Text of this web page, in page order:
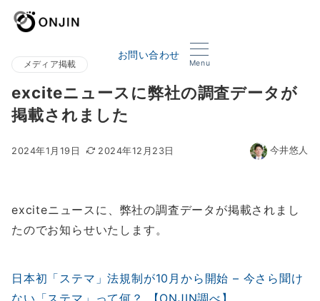
お問い合わせ
Menu
メディア掲載
exciteニュースに弊社の調査データが
掲載されました
2024年1月19日 2024年12月23日 今井悠人
exciteニュースに、弊社の調査データが掲載されまし
たのでお知らせいたします。
日本初「ステマ」法規制が10月から開始 – 今さら聞け
ない「ステマ」って何？ 【ONJIN調べ】